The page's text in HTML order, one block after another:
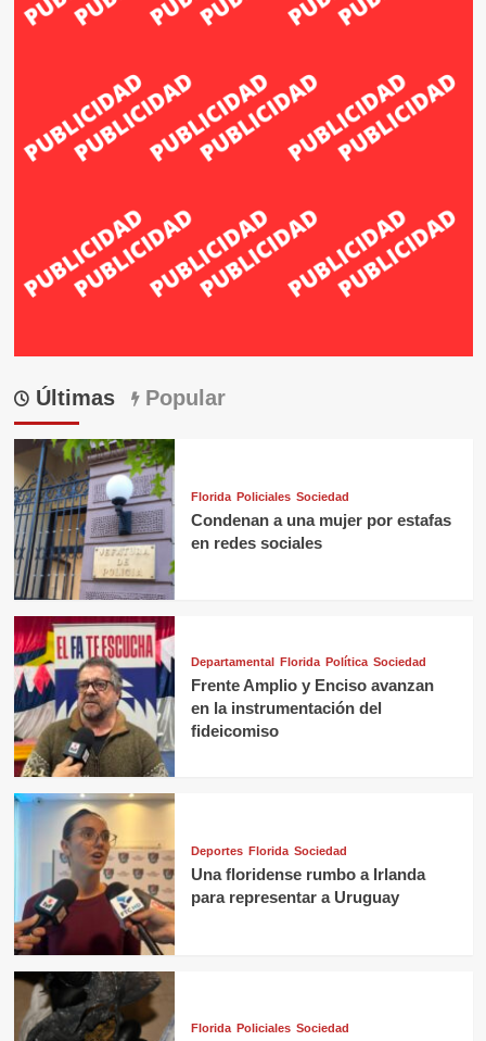
Últimas Popular
Florida Policiales Sociedad
Condenan a una mujer por estafas
en redes sociales
Departamental Florida Política Sociedad
Frente Amplio y Enciso avanzan
en la instrumentación del
fideicomiso
Deportes Florida Sociedad
Una floridense rumbo a Irlanda
para representar a Uruguay
Florida Policiales Sociedad